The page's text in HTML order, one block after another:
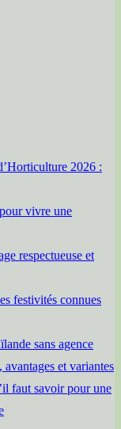
2026 :
vivre une
respectueuse et
festivités connues
sans agence
et variantes
faut savoir pour une